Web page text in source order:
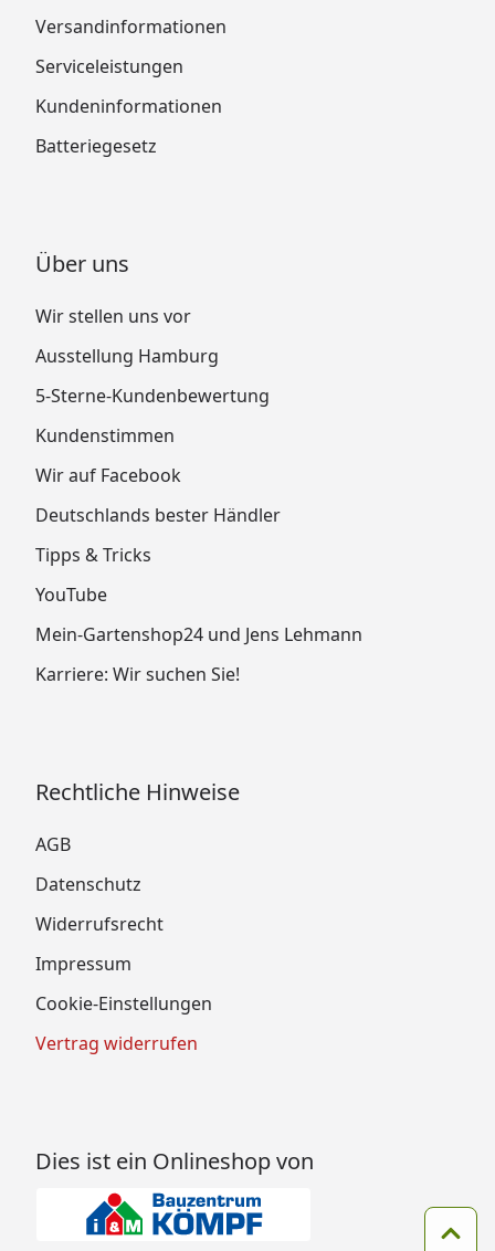
Versandinformationen
Serviceleistungen
Kundeninformationen
Batteriegesetz
Über uns
Wir stellen uns vor
Ausstellung Hamburg
5-Sterne-Kundenbewertung
Kundenstimmen
Wir auf Facebook
Deutschlands bester Händler
Tipps & Tricks
YouTube
Mein-Gartenshop24 und Jens Lehmann
Karriere: Wir suchen Sie!
Rechtliche Hinweise
AGB
Datenschutz
Widerrufsrecht
Impressum
Cookie-Einstellungen
Vertrag widerrufen
Dies ist ein Onlineshop von